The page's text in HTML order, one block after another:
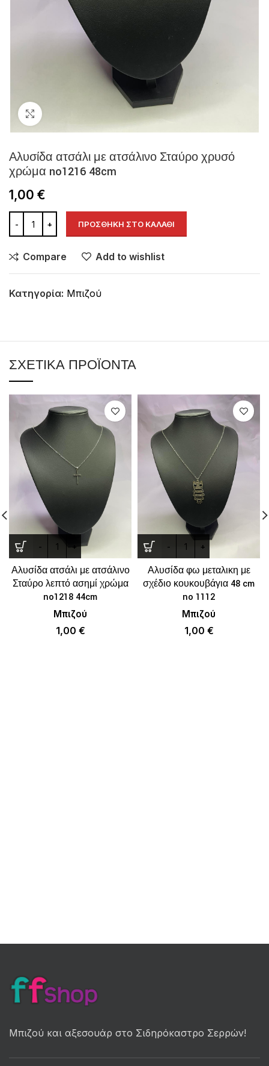
Αλυσίδα ατσάλι με ατσάλινο Σταύρο χρυσό
χρώμα no1216 48cm
1,00 €
ΠΡΟΣΘΉΚΗ ΣΤΟ ΚΑΛΆΘΙ
Compare Add to wishlist
Κατηγορία: Μπιζού
ΣΧΕΤΙΚΆ ΠΡΟΪΌΝΤΑ
Αλυσίδα ατσάλι με ατσάλινο
Σταύρο λεπτό ασημί χρώμα
no1218 44cm
Μπιζού
1,00 €
Αλυσίδα φω μεταλικη με
σχέδιο κουκουβάγια 48 cm
no 1112
Μπιζού
1,00 €
Μπιζού και αξεσουάρ στο Σιδηρόκαστρο Σερρών!